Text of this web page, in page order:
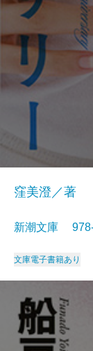
窪美澄／著
新潮文庫
文庫電子書籍あり